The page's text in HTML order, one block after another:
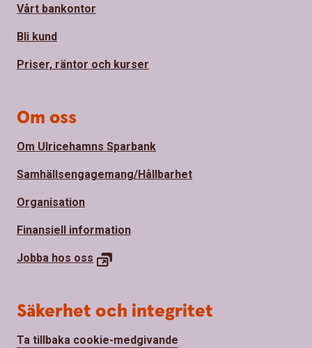
Vårt bankontor
Bli kund
Priser, räntor och kurser
Om oss
Om Ulricehamns Sparbank
Samhällsengagemang/Hållbarhet
Organisation
Finansiell information
Jobba hos oss
Säkerhet och integritet
Ta tillbaka cookie-medgivande